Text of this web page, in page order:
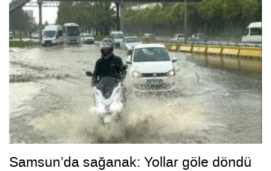
Samsun’da sağanak: Yollar göle döndü